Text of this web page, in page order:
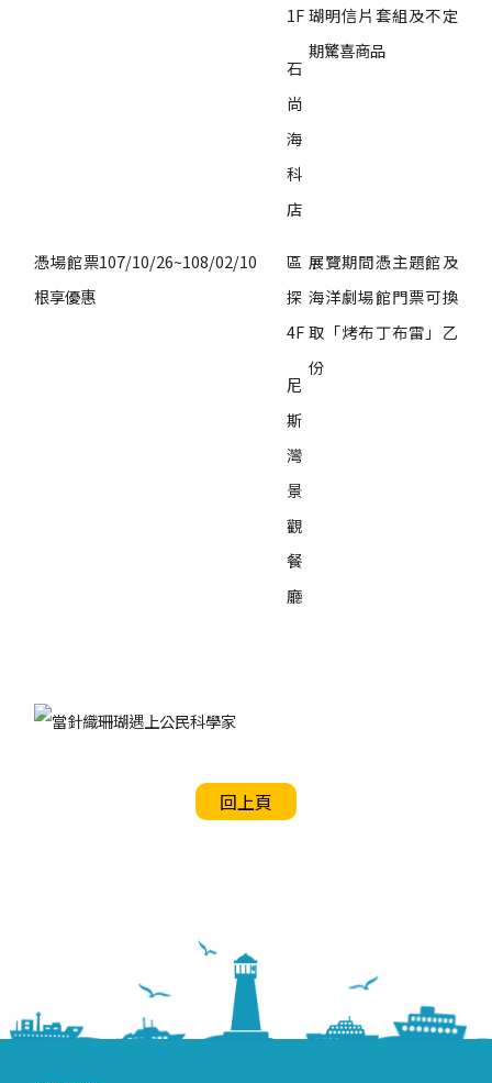
1F
石
尚
海
科
店
瑚明信片套組及不定
期驚喜商品
憑場館票
根享優惠
107/10/26~108/02/10
區
探
4F
尼
斯
灣
景
觀
餐
廳
展覽期間憑主題館及
海洋劇場館門票可換
取「烤布丁布雷」乙
份
回上頁